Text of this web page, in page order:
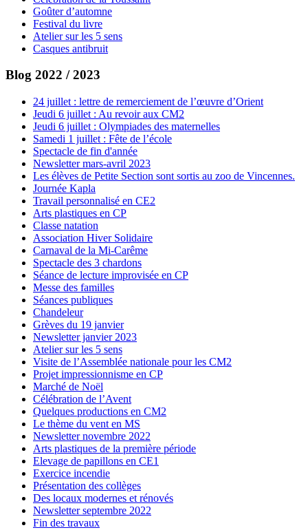
Goûter d’automne
Festival du livre
Atelier sur les 5 sens
Casques antibruit
Blog 2022 / 2023
24 juillet : lettre de remerciement de l’œuvre d’Orient
Jeudi 6 juillet : Au revoir aux CM2
Jeudi 6 juillet : Olympiades des maternelles
Samedi 1 juillet : Fête de l’école
Spectacle de fin d'année
Newsletter mars-avril 2023
Les élèves de Petite Section sont sortis au zoo de Vincennes.
Journée Kapla
Travail personnalisé en CE2
Arts plastiques en CP
Classe natation
Association Hiver Solidaire
Carnaval de la Mi-Carême
Spectacle des 3 chardons
Séance de lecture improvisée en CP
Messe des familles
Séances publiques
Chandeleur
Grèves du 19 janvier
Newsletter janvier 2023
Atelier sur les 5 sens
Visite de l’Assemblée nationale pour les CM2
Projet impressionnisme en CP
Marché de Noël
Célébration de l’Avent
Quelques productions en CM2
Le thème du vent en MS
Newsletter novembre 2022
Arts plastiques de la première période
Elevage de papillons en CE1
Exercice incendie
Présentation des collèges
Des locaux modernes et rénovés
Newsletter septembre 2022
Fin des travaux